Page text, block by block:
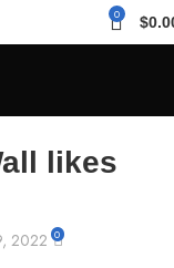
0 $
likes
2022 0